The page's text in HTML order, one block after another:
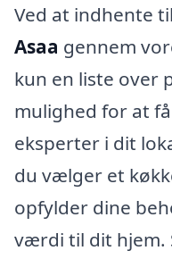
Ved at indhente
Asaa gennem
kun en liste over
mulighed for at
eksperter i dit
du vælger et
opfylder dine
værdi til dit hjem.